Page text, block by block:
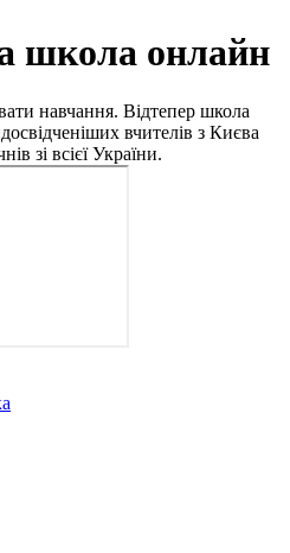
школа онлайн
навчання. Відтепер школа
вчителів з Києва
зі всієї України.